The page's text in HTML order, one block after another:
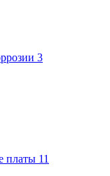
3
платы 11